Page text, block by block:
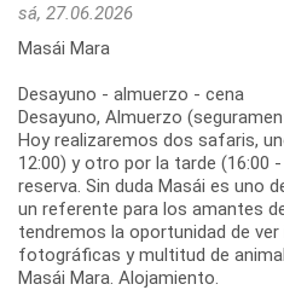
sá, 27.06.2026
Masái Mara
Desayuno - almuerzo - cena
Desayuno, Almuerzo
Hoy realizaremos dos safaris,
12:00) y otro por la tarde (16:00
reserva. Sin duda Masái es uno
un referente para los amantes
tendremos la oportunidad de
fotográficas y multitud de
Masái Mara. Alojamiento.